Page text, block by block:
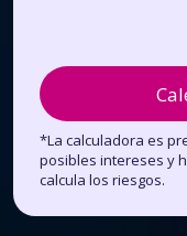
*La calculadora es
posibles intereses y
calcula los riesgos.